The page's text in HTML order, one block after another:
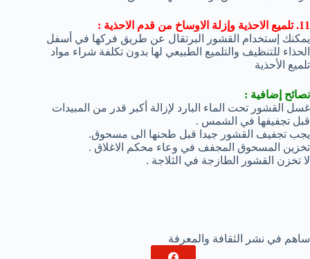
11. تلميع الاحذية وإزلة الاوساخ من قدم الاحذية :
يمكنك إستخدام القشور البرتقال عن طريق فركها في أسفل
الحذاء للتنظيف والتلميع الطبيعي لها بدون تكلفة شراء مواد
تلميع الأحذية
نصائح إضافية :
غسل القشور تحت الماء البارد لإزالة أكبر قدر من المبيدات
قبل تجفيفها في الشمس .
يجب تجفيف القشور جيدا قبل طحنها الى مسحوق.
تخزين المسحوق المجفف في وعاء محكم الاغلاق .
لا تخزن القشور الطازجة في الثلاجة .
ساهم في نشر الثقافة والمعرفة